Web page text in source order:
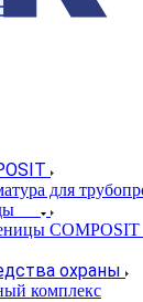
для
COMPOSIT
охраны
комплекс